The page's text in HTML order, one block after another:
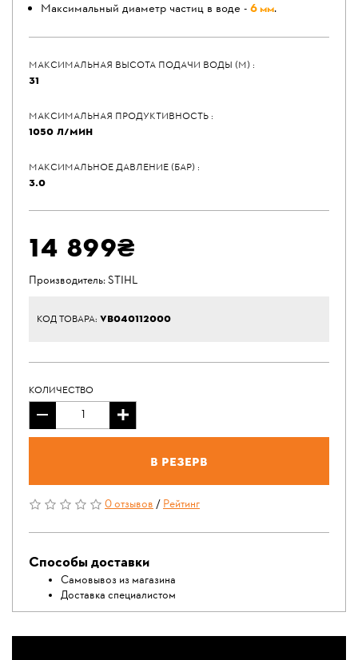
Максимальный диаметр частиц в воде -6 мм.
МАКСИМАЛЬНАЯ ВЫСОТА ПОДАЧИ ВОДЫ (М) :
31
МАКСИМАЛЬНАЯ ПРОДУКТИВНОСТЬ :
1050 Л/МИН
МАКСИМАЛЬНОЕ ДАВЛЕНИЕ (БАР) :
3.0
14 899₴
Производитель:STIHL
КОД ТОВАРА: VB040112000
КОЛИЧЕСТВО
В резерв
0 отзывов/Рейтинг
Способы доставки
Самовывоз из магазина
Доставка специалистом